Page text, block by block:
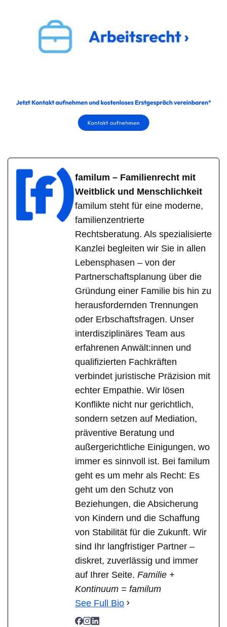
familum – Familienrecht mit
Weitblick und Menschlichkeit
familum steht für eine moderne,
familienzentrierte
Rechtsberatung. Als spezialisierte
Kanzlei begleiten wir Sie in allen
Lebensphasen – von der
Partnerschaftsplanung über die
Gründung einer Familie bis hin zu
herausfordernden Trennungen
oder Erbschaftsfragen. Unser
interdisziplinäres Team aus
erfahrenen Anwält:innen und
qualifizierten Fachkräften
verbindet juristische Präzision mit
echter Empathie. Wir lösen
Konflikte nicht nur gerichtlich,
sondern setzen auf Mediation,
präventive Beratung und
außergerichtliche Einigungen, wo
immer es sinnvoll ist. Bei familum
geht es um mehr als Recht: Es
geht um den Schutz von
Beziehungen, die Absicherung
von Kindern und die Schaffung
von Stabilität für die Zukunft. Wir
sind Ihr langfristiger Partner –
diskret, zuverlässig und immer
auf Ihrer Seite. Familie +
Kontinuum = familum
See Full Bio